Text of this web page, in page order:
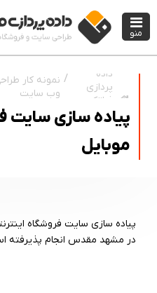
داده
پردازی
فراتک
نمونه کار
وب سایت
پیاده سازی سایت
موبایل
پیاده سازی سایت فروشگاه
در مشهد مقدس انجام پذیرفته
منو